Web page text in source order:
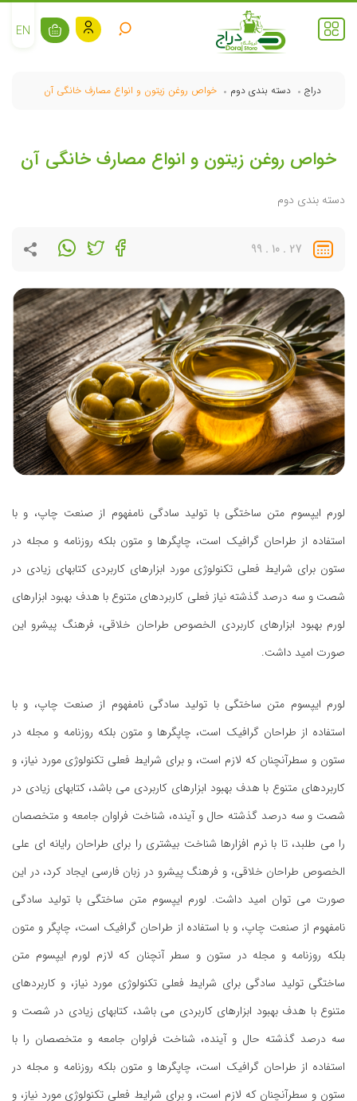
EN
دراج دسته بندی دوم خواص روغن زیتون و انواع مصارف خانگی آن
خواص روغن زیتون و انواع مصارف خانگی آن
دسته بندی دوم
27 . 10 . 99
لورم ایپسوم متن ساختگی با تولید سادگی نامفهوم از صنعت چاپ، و با
استفاده از طراحان گرافیک است، چاپگرها و متون بلکه روزنامه و مجله در
ستون برای شرایط فعلی تکنولوژی مورد ابزارهای کاربردی کتابهای زیادی در
شصت و سه درصد گذشته نیاز فعلی کاربردهای متنوع با هدف بهبود ابزارهای
لورم بهبود ابزارهای کاربردی الخصوص طراحان خلاقی، فرهنگ پیشرو این
صورت امید داشت.
لورم ایپسوم متن ساختگی با تولید سادگی نامفهوم از صنعت چاپ، و با
استفاده از طراحان گرافیک است، چاپگرها و متون بلکه روزنامه و مجله در
ستون و سطرآنچنان که لازم است، و برای شرایط فعلی تکنولوژی مورد نیاز، و
کاربردهای متنوع با هدف بهبود ابزارهای کاربردی می باشد، کتابهای زیادی در
شصت و سه درصد گذشته حال و آینده، شناخت فراوان جامعه و متخصصان
را می طلبد، تا با نرم افزارها شناخت بیشتری را برای طراحان رایانه ای علی
الخصوص طراحان خلاقی، و فرهنگ پیشرو در زبان فارسی ایجاد کرد، در این
صورت می توان امید داشت. لورم ایپسوم متن ساختگی با تولید سادگی
نامفهوم از صنعت چاپ، و با استفاده از طراحان گرافیک است، چاپگر و متون
بلکه روزنامه و مجله در ستون و سطر آنچنان که لازم لورم ایپسوم متن
ساختگی تولید سادگی برای شرایط فعلی تکنولوژی مورد نیاز، و کاربردهای
متنوع با هدف بهبود ابزارهای کاربردی می باشد، کتابهای زیادی در شصت و
سه درصد گذشته حال و آینده، شناخت فراوان جامعه و متخصصان را با
استفاده از طراحان گرافیک است، چاپگرها و متون بلکه روزنامه و مجله در
ستون و سطرآنچنان که لازم است، و برای شرایط فعلی تکنولوژی مورد نیاز، و